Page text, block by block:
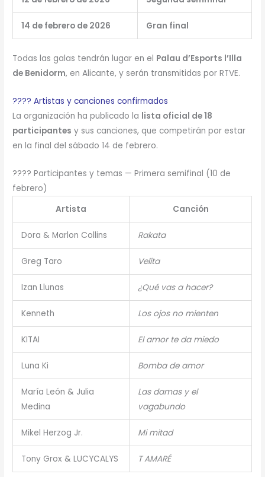
14 de febrero de 2026 Gran final
Todas las galas tendrán lugar en el Palau d’Esports l’Illa
de Benidorm, en Alicante, y serán transmitidas por RTVE.
???? Artistas y canciones confirmados
La organización ha publicado la lista oficial de 18
participantes y sus canciones, que competirán por estar
en la final del sábado 14 de febrero.
???? Participantes y temas — Primera semifinal (10 de
febrero)
Artista
Canción
Dora & Marlon Collins Rakata
Greg Taro Velita
Izan Llunas ¿Qué vas a hacer?
Kenneth Los ojos no mienten
KITAI El amor te da miedo
Luna Ki Bomba de amor
María León & Julia
Medina
Las damas y el
vagabundo
Mikel Herzog Jr. Mi mitad
Tony Grox & LUCYCALYS T AMARÉ